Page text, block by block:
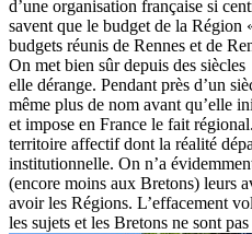
d’une organisation française si
savent que le budget de la Région
budgets réunis de Rennes et de
On met bien sûr depuis des
elle dérange. Pendant près d’un
même plus de nom avant qu’elle
et impose en France le fait
territoire affectif dont la réalité
institutionnelle. On n’a
(encore moins aux Bretons) leurs
avoir les Régions. L’effacement
les sujets et les Bretons ne sont